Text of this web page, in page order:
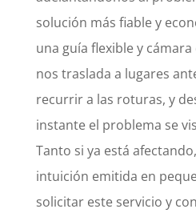
solución más fiable y
una guía flexible y
nos traslada a lugares
recurrir a las roturas, y
instante el problema se
Tanto si ya está
intuición emitida en
solicitar este servicio y